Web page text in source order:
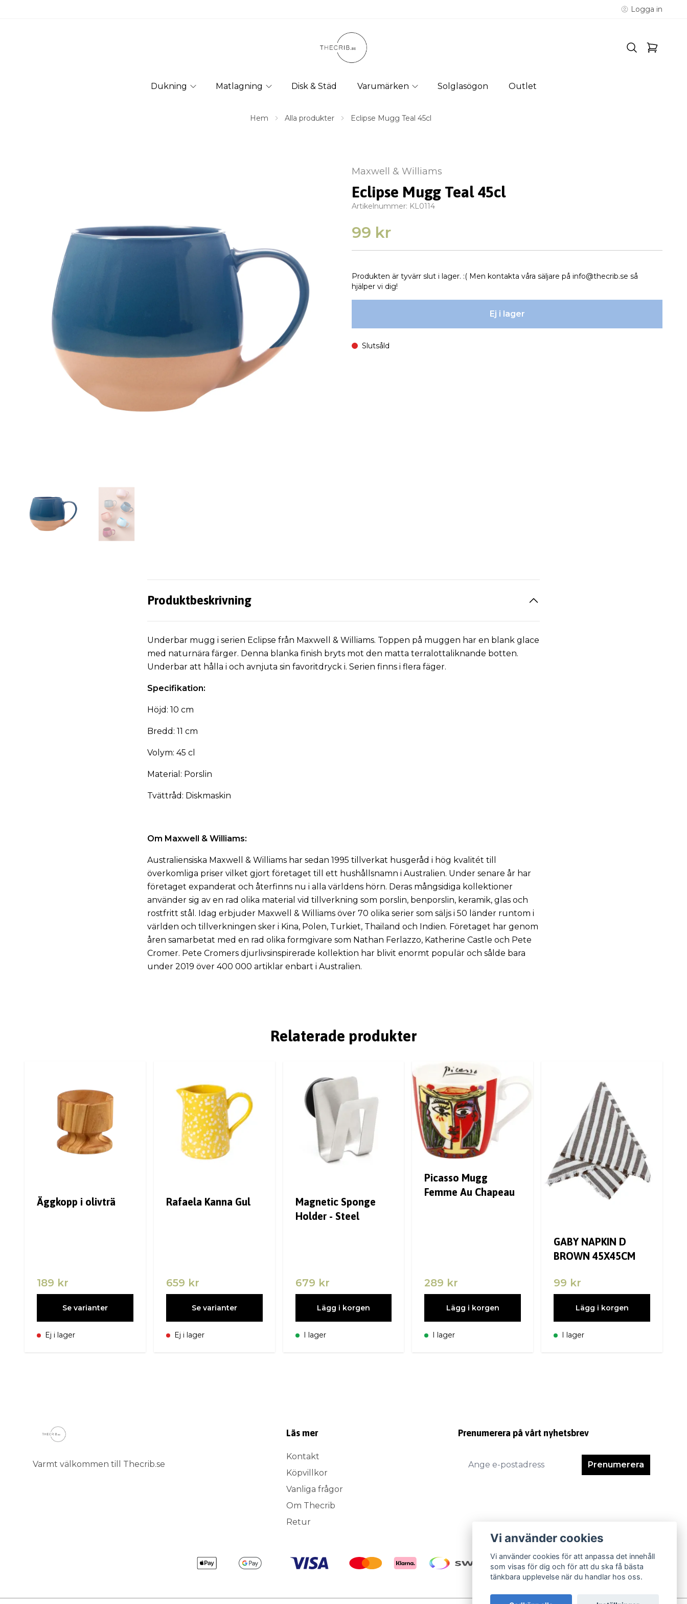
Logga in
Dukning Matlagning Disk & Städ Varumärken Solglasögon Outlet
Hem Alla produkter Eclipse Mugg Teal 45cl
Maxwell & Williams
Eclipse Mugg Teal 45cl
Artikelnummer: KL0114
99 kr
Produkten är tyvärr slut i lager. :( Men kontakta våra säljare på info@thecrib.se så
hjälper vi dig!
Ej i lager
Slutsåld
Produktbeskrivning
Underbar mugg i serien Eclipse från Maxwell & Williams. Toppen på muggen har en blank glace
med naturnära färger. Denna blanka finish bryts mot den matta terralottaliknande botten.
Underbar att hålla i och avnjuta sin favoritdryck i. Serien finns i flera fäger.
Specifikation:
Höjd: 10 cm
Bredd: 11 cm
Volym: 45 cl
Material: Porslin
Tvättråd: Diskmaskin
Om Maxwell & Williams:
Australiensiska Maxwell & Williams har sedan 1995 tillverkat husgeråd i hög kvalitét till
överkomliga priser vilket gjort företaget till ett hushållsnamn i Australien. Under senare år har
företaget expanderat och återfinns nu i alla världens hörn. Deras mångsidiga kollektioner
använder sig av en rad olika material vid tillverkning som porslin, benporslin, keramik, glas och
rostfritt stål. Idag erbjuder Maxwell & Williams över 70 olika serier som säljs i 50 länder runtom i
världen och tillverkningen sker i Kina, Polen, Turkiet, Thailand och Indien. Företaget har genom
åren samarbetat med en rad olika formgivare som Nathan Ferlazzo, Katherine Castle och Pete
Cromer. Pete Cromers djurlivsinspirerade kollektion har blivit enormt populär och sålde bara
under 2019 över 400 000 artiklar enbart i Australien.
Relaterade produkter
Äggkopp i olivträ
189 kr
Se varianter
Ej i lager
Rafaela Kanna Gul
659 kr
Se varianter
Ej i lager
Magnetic Sponge
Holder - Steel
679 kr
Lägg i korgen
I lager
Picasso Mugg
Femme Au Chapeau
289 kr
Lägg i korgen
I lager
GABY NAPKIN D
BROWN 45X45CM
99 kr
Lägg i korgen
I lager
Varmt välkommen till Thecrib.se
Läs mer
Kontakt
Köpvillkor
Vanliga frågor
Om Thecrib
Retur
Prenumerera på vårt nyhetsbrev
Prenumerera
Vi använder cookies
Vi använder cookies för att anpassa det innehåll
som visas för dig och för att du ska få bästa
tänkbara upplevelse när du handlar hos oss.